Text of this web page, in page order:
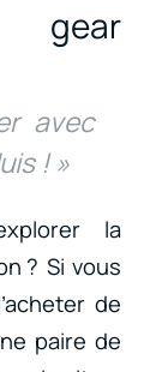
avec
! »
la
? Si vous
de
paire de